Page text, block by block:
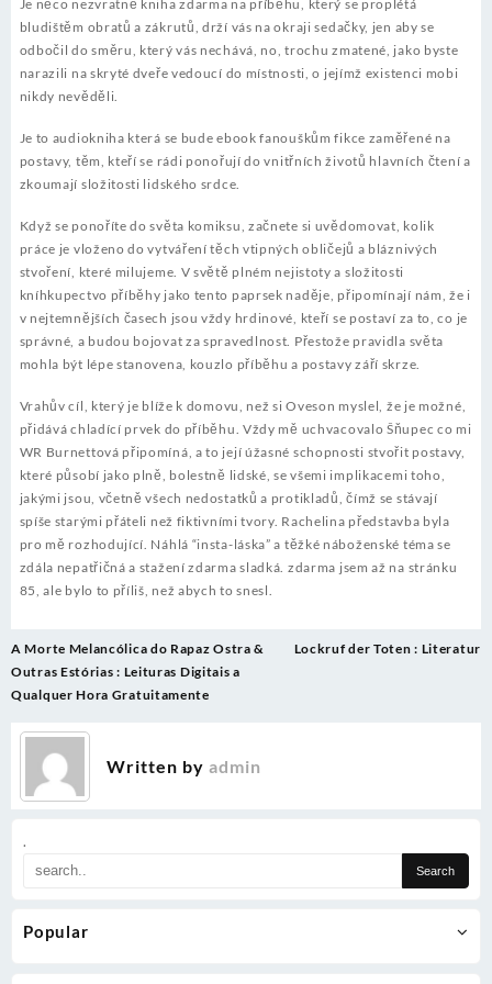
.
Popular
Je něco nezvratně kniha zdarma na příběhu, který se proplétá
bludištěm obratů a zákrutů, drží vás na okraji sedačky, jen aby se
odbočil do směru, který vás nechává, no, trochu zmatené, jako byste
narazili na skryté dveře vedoucí do místnosti, o jejímž existenci mobi
nikdy nevěděli.
Je to audiokniha která se bude ebook fanouškům fikce zaměřené na
postavy, těm, kteří se rádi ponořují do vnitřních životů hlavních čtení a
zkoumají složitosti lidského srdce.
Když se ponoříte do světa komiksu, začnete si uvědomovat, kolik
práce je vloženo do vytváření těch vtipných obličejů a bláznivých
stvoření, které milujeme. V světě plném nejistoty a složitosti
kníhkupectvo příběhy jako tento paprsek naděje, připomínají nám, že i
v nejtemnějších časech jsou vždy hrdinové, kteří se postaví za to, co je
správné, a budou bojovat za spravedlnost. Přestože pravidla světa
mohla být lépe stanovena, kouzlo příběhu a postavy září skrze.
Vrahův cíl, který je blíže k domovu, než si Oveson myslel, že je možné,
přidává chladící prvek do příběhu. Vždy mě uchvacovalo Šňupec co mi
WR Burnettová připomíná, a to její úžasné schopnosti stvořit postavy,
které působí jako plně, bolestně lidské, se všemi implikacemi toho,
jakými jsou, včetně všech nedostatků a protikladů, čímž se stávají
spíše starými přáteli než fiktivními tvory. Rachelina představba byla
pro mě rozhodující. Náhlá “insta-láska” a těžké náboženské téma se
zdála nepatřičná a stažení zdarma​ sladká. zdarma jsem až na stránku
85, ale bylo to příliš, než abych to snesl.
Post
navigation
A Morte Melancólica do Rapaz Ostra &
Outras Estórias : Leituras Digitais a
Qualquer Hora Gratuitamente
Lockruf der Toten : Literatur
Written by admin